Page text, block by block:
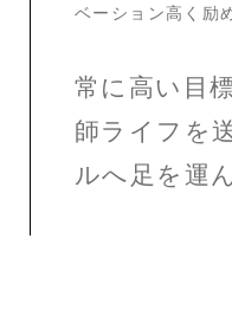
ベーション高く励
常に高い目
師ライフを
ルへ足を運